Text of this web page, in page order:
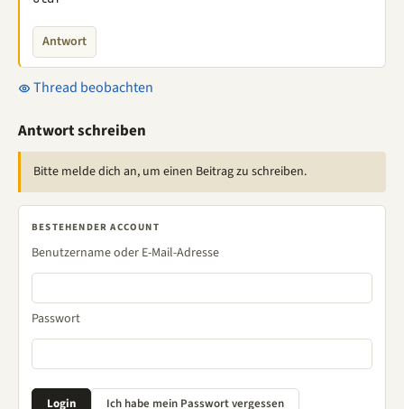
Antwort
Thread beobachten
Antwort schreiben
Bitte melde dich an, um einen Beitrag zu schreiben.
BESTEHENDER ACCOUNT
Benutzername oder E-Mail-Adresse
Passwort